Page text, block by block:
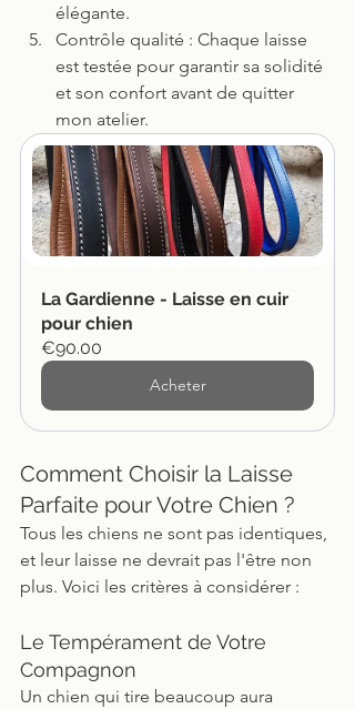
élégante.
Contrôle qualité : Chaque laisse
est testée pour garantir sa solidité
et son confort avant de quitter
mon atelier.
La Gardienne - Laisse en cuir
pour chien
€90.00
Acheter
Comment Choisir la Laisse
Parfaite pour Votre Chien ?
Tous les chiens ne sont pas identiques,
et leur laisse ne devrait pas l'être non
plus. Voici les critères à considérer :
Le Tempérament de Votre
Compagnon
Un chien qui tire beaucoup aura